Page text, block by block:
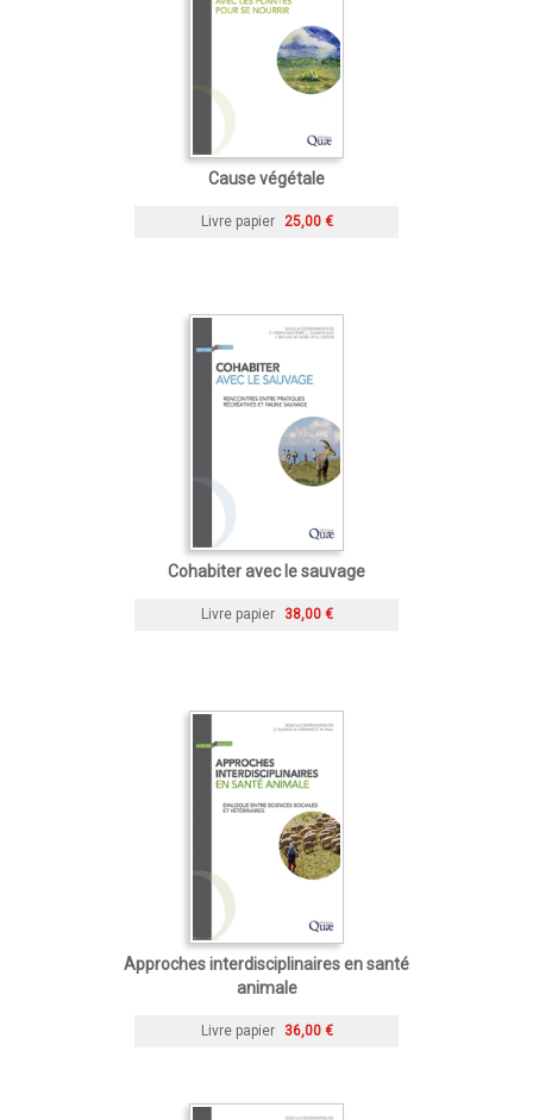
Cause végétale
Livre papier 25,00 €
Cohabiter avec le sauvage
Livre papier 38,00 €
Approches interdisciplinaires en santé
animale
Livre papier 36,00 €